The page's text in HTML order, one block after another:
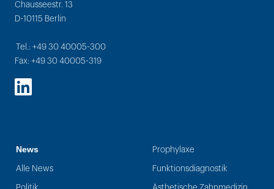
Chausseestr. 13
D-10115 Berlin
Tel.: +49 30 40005-300
Fax: +49 30 40005-319
LinkedIn
News
Alle News
Prophylaxe
Funktionsdiagnostik